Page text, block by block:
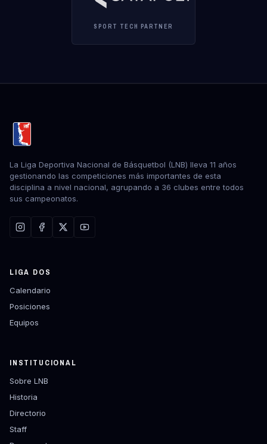
SPORT TECH PARTNER
La Liga Deportiva Nacional de Básquetbol (LNB) lleva 11 años
gestionando las competiciones más importantes de esta
disciplina a nivel nacional, agrupando a 36 clubes entre todos
sus campeonatos.
LIGA DOS
Calendario
Posiciones
Equipos
INSTITUCIONAL
Sobre LNB
Historia
Directorio
Staff